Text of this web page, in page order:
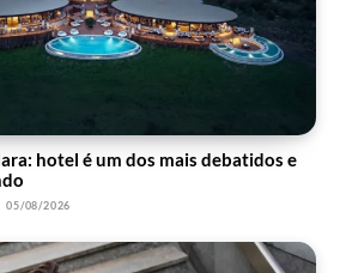
hotel é um dos mais debatidos e
05/08/2026